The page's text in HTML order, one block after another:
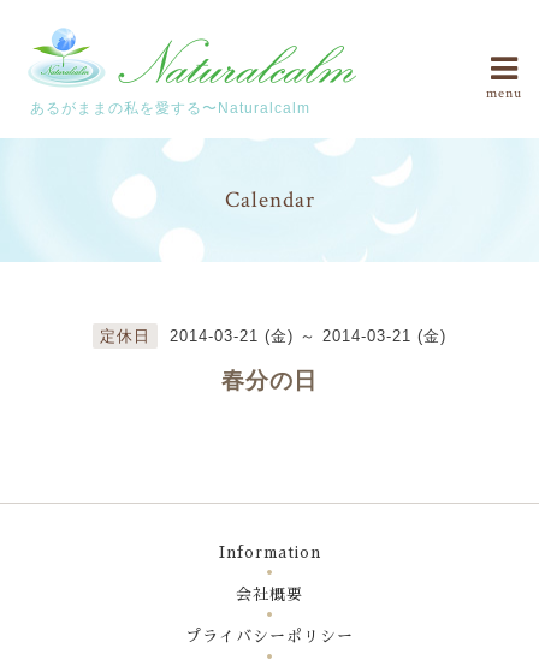
あるがままの私を愛する〜Naturalcalm
menu
Calendar
定休日 2014-03-21 (金) ～ 2014-03-21 (金)
春分の日
Information
会社概要
プライバシーポリシー